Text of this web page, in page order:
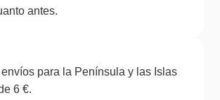
antes.
envíos para la Península y las Islas
6 €.